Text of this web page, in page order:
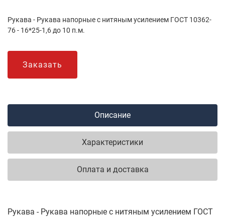
Рукава - Рукава напорные с нитяным усилением ГОСТ 10362-
76 - 16*25-1,6 до 10 п.м.
Заказать
Описание
Характеристики
Оплата и доставка
Рукава - Рукава напорные с нитяным усилением ГОСТ